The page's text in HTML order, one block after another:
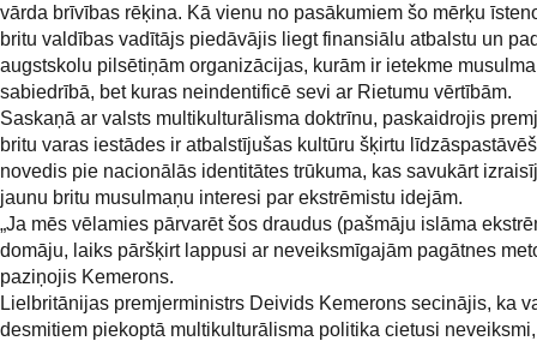
vārda brīvības rēķina. Kā vienu no pasākumiem šo mērķu
britu valdības vadītājs piedāvājis liegt finansiālu atbalstu un
augstskolu pilsētiņām organizācijas, kurām ir ietekme
sabiedrībā, bet kuras neindentificē sevi ar Rietumu vērtībām.
Saskaņā ar valsts multikulturālisma doktrīnu, paskaidrojis
britu varas iestādes ir atbalstījušas kultūru šķirtu
novedis pie nacionālās identitātes trūkuma, kas savukārt
jaunu britu musulmaņu interesi par ekstrēmistu idejām.
„Ja mēs vēlamies pārvarēt šos draudus (pašmāju islāma
domāju, laiks pāršķirt lappusi ar neveiksmīgajām pagātnes
paziņojis Kemerons.
Lielbritānijas premjerministrs Deivids Kemerons secinājis, ka
desmitiem piekoptā multikulturālisma politika cietusi